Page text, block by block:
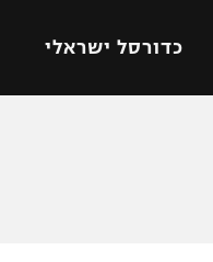
כדורסל ישראלי